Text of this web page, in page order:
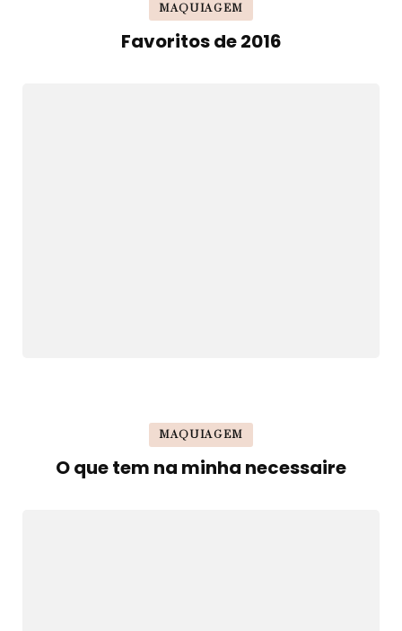
MAQUIAGEM
Favoritos de 2016
MAQUIAGEM
O que tem na minha necessaire